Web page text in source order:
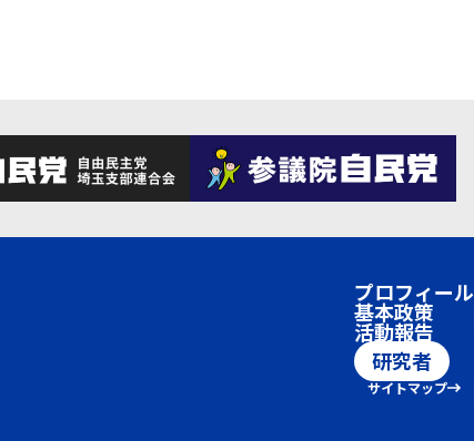
プロフィール
基本政策
活動報告
研究者
サイトマップ